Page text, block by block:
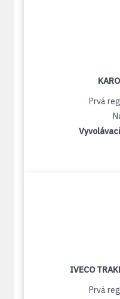
Prvá
IVECO
Prvá